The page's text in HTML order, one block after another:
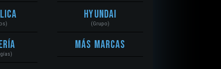
Hyundai
(Grupo)
Más Marcas